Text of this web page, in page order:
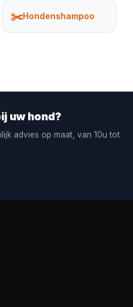
✂️Hondenshampoo
uw hond?
advies op maat, van 10u tot